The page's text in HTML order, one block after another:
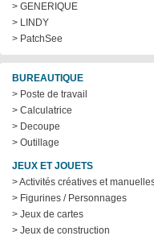
> GENERIQUE
> LINDY
> PatchSee
BUREAUTIQUE
> Poste de travail
> Calculatrice
> Decoupe
> Outillage
JEUX ET JOUETS
> Activités créatives et
> Figurines / Personnages
> Jeux de cartes
> Jeux de construction